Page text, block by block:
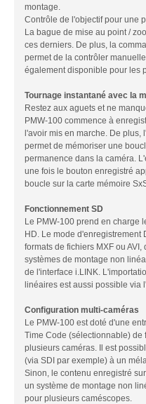
montage.
Contrôle de l'objectif pour une
La bague de mise au point /
ces derniers. De plus, la
permet de la contrôler
également disponible pour les
Tournage instantané avec la
Restez aux aguets et ne
PMW-100 commence à
l'avoir mis en marche. De
permet de mémoriser une
permanence dans la caméra.
une fois le bouton enregistré
boucle sur la carte mémoire
Fonctionnement SD
Le PMW-100 prend en charge
HD. Le mode d'enregistrement
formats de fichiers MXF ou
systèmes de montage non
de l'interface i.LINK.
linéaires est aussi possible via
Configuration multi-caméras
Le PMW-100 est doté d'une
Time Code (sélectionnable)
plusieurs caméras.
Il est
(via SDI par exemple) à un
Sinon, le contenu enregistré
un système de montage non
pour plusieurs caméscopes.